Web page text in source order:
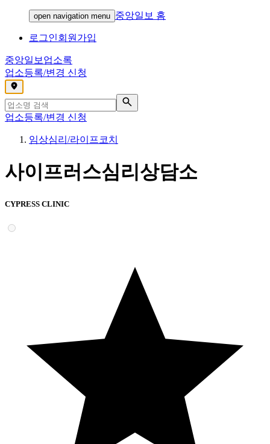
open navigation menu 중앙일보 홈
로그인회원가입
중앙일보 업소록
업소등록/변경 신청
,
업소등록/변경 신청
임상심리/라이프코치
사이프러스심리상담소
CYPRESS CLINIC